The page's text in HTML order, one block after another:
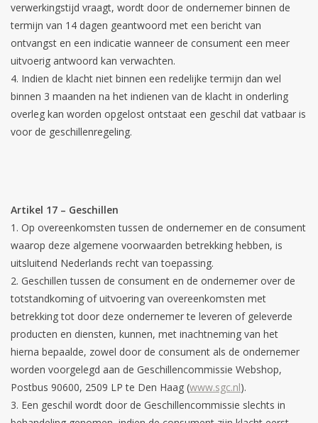
verwerkingstijd vraagt, wordt door de ondernemer binnen de
termijn van 14 dagen geantwoord met een bericht van
ontvangst en een indicatie wanneer de consument een meer
uitvoerig antwoord kan verwachten.
Indien de klacht niet binnen een redelijke termijn dan wel
binnen 3 maanden na het indienen van de klacht in onderling
overleg kan worden opgelost ontstaat een geschil dat vatbaar is
voor de geschillenregeling.
Artikel 17 – Geschillen
Op overeenkomsten tussen de ondernemer en de consument
waarop deze algemene voorwaarden betrekking hebben, is
uitsluitend Nederlands recht van toepassing.
Geschillen tussen de consument en de ondernemer over de
totstandkoming of uitvoering van overeenkomsten met
betrekking tot door deze ondernemer te leveren of geleverde
producten en diensten, kunnen, met inachtneming van het
hierna bepaalde, zowel door de consument als de ondernemer
worden voorgelegd aan de Geschillencommissie Webshop,
Postbus 90600, 2509 LP te Den Haag (www.sgc.nl).
Een geschil wordt door de Geschillencommissie slechts in